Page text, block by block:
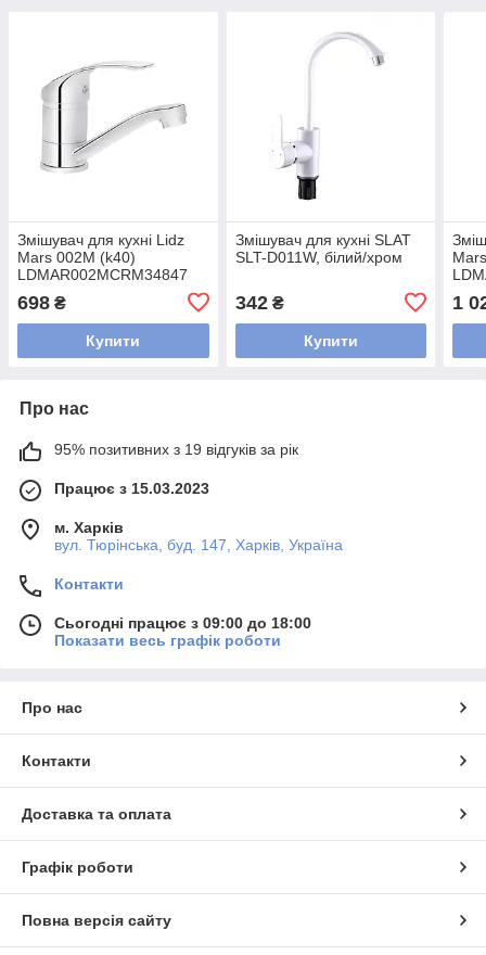
Змішувач для кухні Lidz
Mars 002M (k40)
LDMAR002MCRM34847
698 ₴
Купити
Змішувач для кухні SLAT
SLT-D011W, білий/хром
342₴
Купити
1
Про нас
95% позитивних з 19 відгуків за рік
Працює з 15.03.2023
м. Харків
вул. Тюрінська, буд. 147, Харків, Україна
Контакти
Сьогодні працює з 09:00 до 18:00
Показати весь графік роботи
Про нас
Контакти
Доставка та оплата
Графік роботи
Повна версія сайту